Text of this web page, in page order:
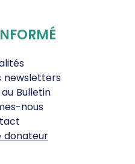
newsletters
Bulletin
nous
donateur